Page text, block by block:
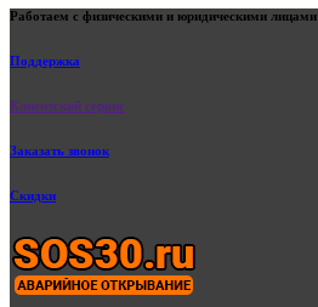
Работаем с физическими и юридическими лицами
Поддержка
Клиентский сервис
Заказать звонок
Скидки